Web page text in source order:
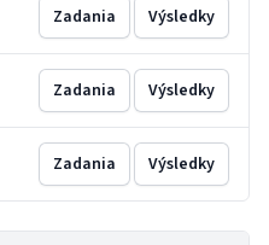
Zadania Výsledky
Zadania Výsledky
Zadania Výsledky